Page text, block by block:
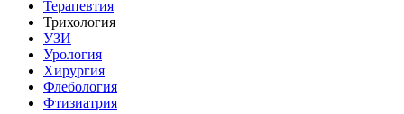
Терапевтия
Трихология
УЗИ
Урология
Хирургия
Флебология
Фтизиатрия